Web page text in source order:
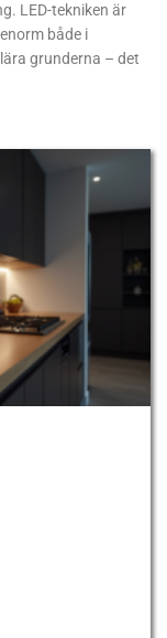
LED-tekniken är
både i
grunderna – det